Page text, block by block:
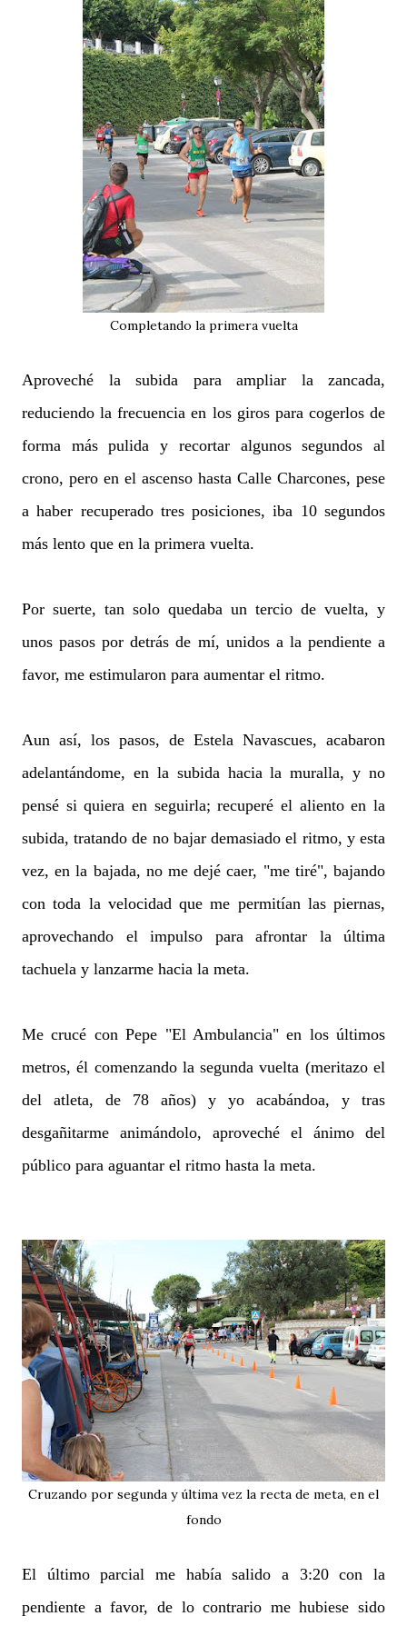
Completando la primera vuelta
Aproveché la subida para ampliar la zancada,
reduciendo la frecuencia en los giros para cogerlos de
forma más pulida y recortar algunos segundos al
crono, pero en el ascenso hasta Calle Charcones, pese
a haber recuperado tres posiciones, iba 10 segundos
más lento que en la primera vuelta.
Por suerte, tan solo quedaba un tercio de vuelta, y
unos pasos por detrás de mí, unidos a la pendiente a
favor, me estimularon para aumentar el ritmo.
Aun así, los pasos, de Estela Navascues, acabaron
adelantándome, en la subida hacia la muralla, y no
pensé si quiera en seguirla; recuperé el aliento en la
subida, tratando de no bajar demasiado el ritmo, y esta
vez, en la bajada, no me dejé caer, "me tiré", bajando
con toda la velocidad que me permitían las piernas,
aprovechando el impulso para afrontar la última
tachuela y lanzarme hacia la meta.
Me crucé con Pepe "El Ambulancia" en los últimos
metros, él comenzando la segunda vuelta (meritazo el
del atleta, de 78 años) y yo acabándoa, y tras
desgañitarme animándolo, aproveché el ánimo del
público para aguantar el ritmo hasta la meta.
Cruzando por segunda y última vez la recta de meta, en el
fondo
El último parcial me había salido a 3:20 con la
pendiente a favor, de lo contrario me hubiese sido